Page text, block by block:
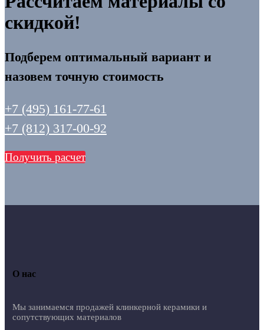
скидкой!
Подберем оптимальный вариант и
назовем точную стоимость
+7 (495) 161-77-61
+7 (812) 317-00-92
Получить расчет
О нас
Мы занимаемся продажей клинкерной керамики и
сопутствующих материалов